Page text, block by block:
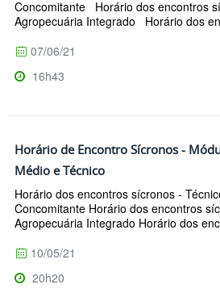
Concomitante Horário dos encontros
Agropecuária Integrado Horário dos
07/06/21
16h43
Horário de Encontro Sícronos -
Médio e Técnico
Horário dos encontros sícronos -
Concomitante Horário dos encontros
Agropecuária Integrado Horário dos
10/05/21
20h20